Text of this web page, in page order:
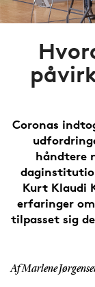
Coronas
håndtere
Kurt Klaudi
erfaringer
tilpasset sig
Af Marlene